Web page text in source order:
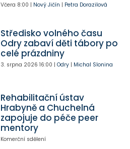
Včera 8:00 | Nový Jičín | Petra Dorazilová
Středisko volného času
Odry zabaví děti tábory po
celé prázdniny
3. srpna 2026 16:00 | Odry| Michal Slonina
Rehabilitační ústav
Hrabyně a Chuchelná
zapojuje do péče peer
mentory
Komerční sdělení